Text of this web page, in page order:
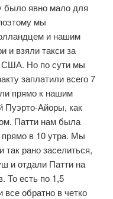
было явно мало для
мы
и нашим
и взяли такси за
США. Но по сути мы
заплатили всего 7
прямо к нашим
Пуэрто-Айоры, как
Патти нам была
прямо в 10 утра. Мы
рано заселиться,
и отдали Патти на
То есть по 1,5
обратно в четко